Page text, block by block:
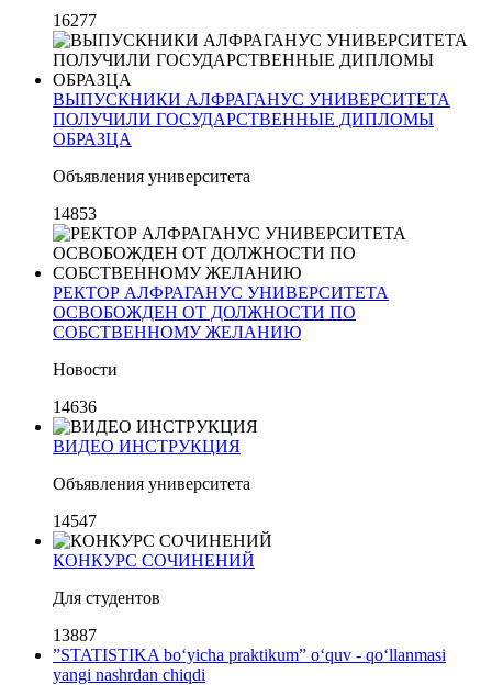
16277
ВЫПУСКНИКИ АЛФРАГАНУС УНИВЕРСИТЕТА
ПОЛУЧИЛИ ГОСУДАРСТВЕННЫЕ ДИПЛОМЫ
ОБРАЗЦА
Объявления университета
14853
РЕКТОР АЛФРАГАНУС УНИВЕРСИТЕТА
ОСВОБОЖДЕН ОТ ДОЛЖНОСТИ ПО
СОБСТВЕННОМУ ЖЕЛАНИЮ
Новости
14636
ВИДЕО ИНСТРУКЦИЯ
Объявления университета
14547
КОНКУРС СОЧИНЕНИЙ
Для студентов
13887
”STATISTIKA bo‘yicha praktikum” o‘quv - qo‘llanmasi
yangi nashrdan chiqdi